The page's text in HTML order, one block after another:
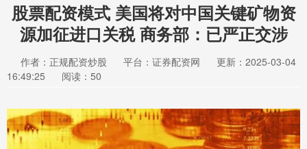
股票配资模式 美国将对中国关键矿物资
源加征进口关税 商务部：已严正交涉
作者：正规配资炒股 平台：证券配资网
更新：2025-03-04
16:49:25
阅读：50